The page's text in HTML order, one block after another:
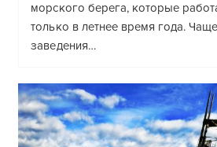
морского берега, которые
только в летнее время года.
заведения…